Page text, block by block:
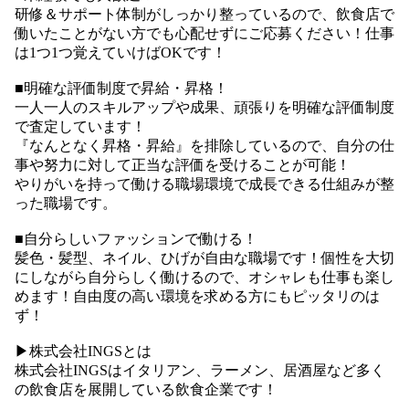
研修＆サポート体制がしっかり整っているので、飲食店で
働いたことがない方でも心配せずにご応募ください！仕事
は1つ1つ覚えていけばOKです！
■明確な評価制度で昇給・昇格！
一人一人のスキルアップや成果、頑張りを明確な評価制度
で査定しています！
『なんとなく昇格・昇給』を排除しているので、自分の仕
事や努力に対して正当な評価を受けることが可能！
やりがいを持って働ける職場環境で成長できる仕組みが整
った職場です。
■自分らしいファッションで働ける！
髪色・髪型、ネイル、ひげが自由な職場です！個性を大切
にしながら自分らしく働けるので、オシャレも仕事も楽し
めます！自由度の高い環境を求める方にもピッタリのは
ず！
▶︎株式会社INGSとは
株式会社INGSはイタリアン、ラーメン、居酒屋など多く
の飲食店を展開している飲食企業です！